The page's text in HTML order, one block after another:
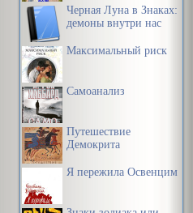
Черная Луна в Знаках:
демоны внутри нас
Максимальный риск
Самоанализ
Путешествие
Демокрита
Я пережила Освенцим